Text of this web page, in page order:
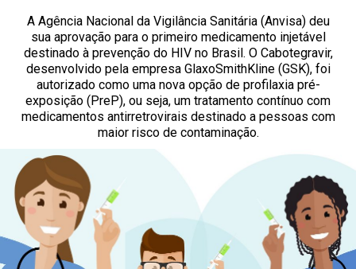
A Agência Nacional da Vigilância Sanitária (Anvisa) deu
sua aprovação para o primeiro medicamento injetável
destinado à prevenção do HIV no Brasil. O Cabotegravir,
desenvolvido pela empresa GlaxoSmithKline (GSK), foi
autorizado como uma nova opção de profilaxia pré-
exposição (PreP), ou seja, um tratamento contínuo com
medicamentos antirretrovirais destinado a pessoas com
maior risco de contaminação.